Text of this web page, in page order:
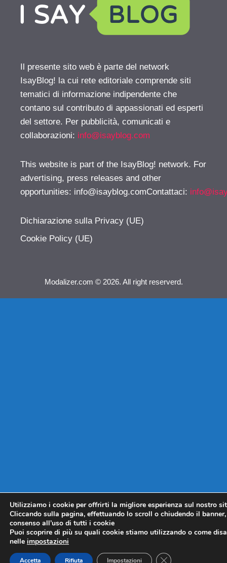
Il presente sito web è parte del network
IsayBlog! la cui rete editoriale comprende siti
tematici di informazione indipendente che
contano sul contributo di appassionati ed esperti
del settore. Per pubblicità, comunicati e
collaborazioni: info@isayblog.com
This website is part of the IsayBlog! network. For
advertising, press releases and other
opportunities: info@isayblog.comContattaci:
Dichiarazione sulla Privacy (UE)
Cookie Policy (UE)
Modalizer.com © 2026. All right reserverd.
Utilizziamo i cookie per offrirti la migliore esperienza sul nostro
Cliccando sulla pagina, effettuando lo scroll o chiudendo il
consenso all’uso di tutti i cookie
Puoi scoprire di più su quali cookie stiamo utilizzando o come
nelle impostazioni
Accetta Rifiuta Impostazioni CLOSE GDPR